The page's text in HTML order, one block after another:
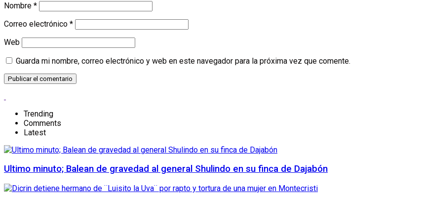
Nombre *
Correo electrónico *
Web
Guarda mi nombre, correo electrónico y web en este navegador para la próxima vez que comente.
Trending
Comments
Latest
Ultimo minuto; Balean de gravedad al general Shulindo en su finca de Dajabón